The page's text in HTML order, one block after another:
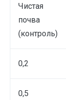
Чистая
почва
(контроль)
0,2
0,5